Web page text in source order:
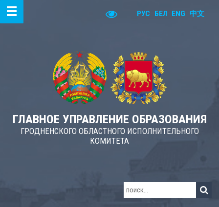
РУС БЕЛ ENG 中文
ГЛАВНОЕ УПРАВЛЕНИЕ ОБРАЗОВАНИЯ
ГРОДНЕНСКОГО ОБЛАСТНОГО ИСПОЛНИТЕЛЬНОГО
КОМИТЕТА